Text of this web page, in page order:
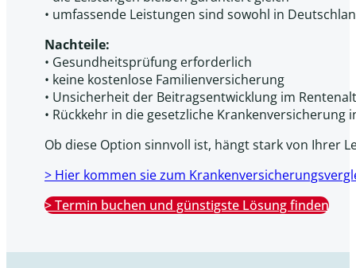
• umfassende Leistungen sind sowohl in
Nachteile:
• Gesundheitsprüfung erforderlich
• keine kostenlose Familienversicherung
• Unsicherheit der Beitragsentwicklung im
• Rückkehr in die gesetzliche
Ob diese Option sinnvoll ist, hängt stark von Ihrer
> Hier kommen sie zum
> Termin buchen und günstigste Lösung finden